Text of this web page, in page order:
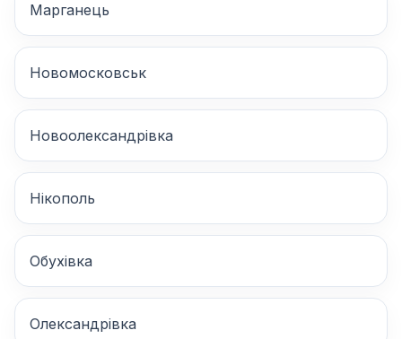
Марганець
Новомосковськ
Новоолександрівка
Нікополь
Обухівка
Олександрівка